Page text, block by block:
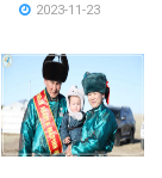
2023-11-23